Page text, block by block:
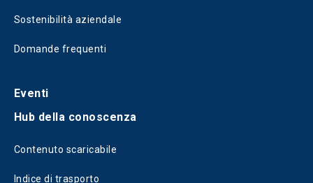
Sostenibilità aziendale
Domande frequenti
Eventi
Hub della conoscenza
Contenuto scaricabile
Indice di trasporto